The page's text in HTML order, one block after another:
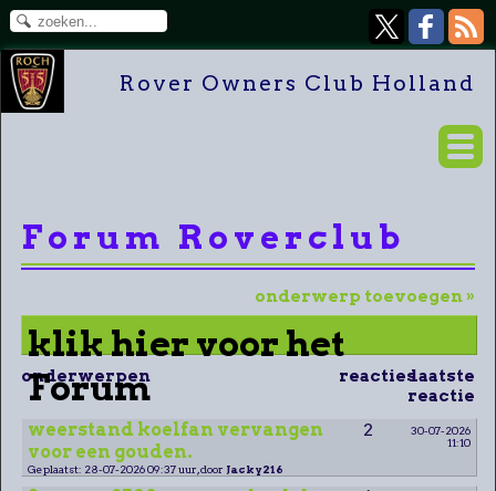
Rover Owners Club Holland
Forum Roverclub
onderwerp toevoegen »
klik hier voor het
Forum
onderwerpen reactieslaatste
reactie
weerstand koelfan vervangen
voor een gouden.
2
30-07-2026
11:10
Geplaatst: 28-07-2026 09:37 uur, door Jacky216